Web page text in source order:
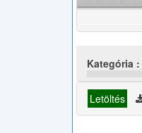
Kategória :
Letöltés